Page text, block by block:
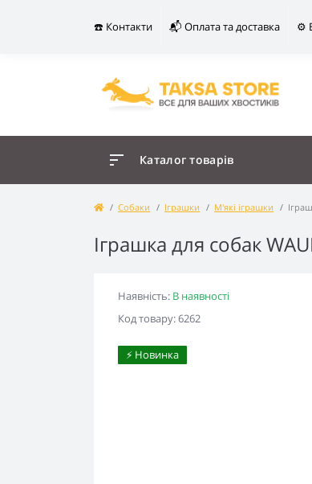
☎️ Контакти 📬 Оплата та доставка ⚙️
Каталог товарів
Собаки Іграшки М'які іграшки
Іграшка для собак
Наявність: В наявності
Код товару: 6262
⚡️ Новинка